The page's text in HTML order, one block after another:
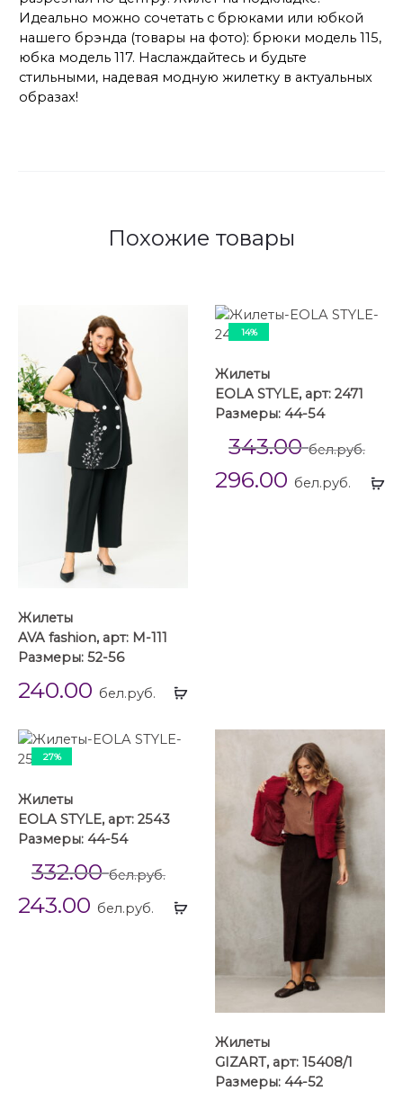
Идеально можно сочетать с брюками или юбкой
нашего брэнда (товары на фото): брюки модель 115,
юбка модель 117. Наслаждайтесь и будьте
стильными, надевая модную жилетку в актуальных
образах!
Похожие товары
Выбрать
Жилеты
AVA fashion, арт: М-111
Размеры: 52-56
240.00 бел.руб.
14%
Жилеты
EOLA STYLE, арт: 2471
Размеры: 44-54
343.00бел.руб.
296.00 бел.руб.
27%
Выбрать
Жилеты
EOLA STYLE, арт: 2543
Размеры: 44-54
332.00бел.руб.
243.00 бел.руб.
Жилеты
GIZART, арт: 15408/1
Размеры: 44-52